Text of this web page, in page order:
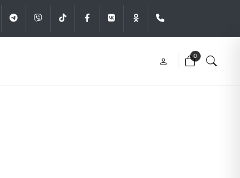
InstagramTelegram
Viber Tik-Tok Facebook
VK OK
0